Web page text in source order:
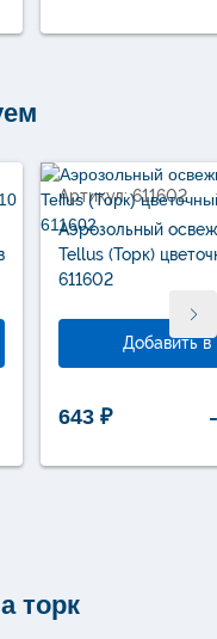
Артикул: 611602
Аэрозольный
Tellus (Торк)
611602
Добавить в
643 ₽ -
торк